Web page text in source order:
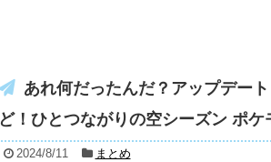
あれ何だったんだ？アップデー
ど！ひとつながりの空シーズン ポケ
2024/8/11 まとめ